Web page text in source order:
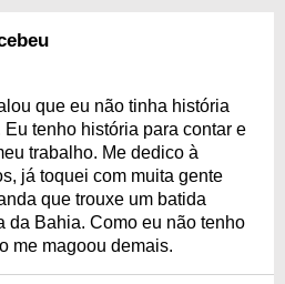
que eu não tinha história
tenho história para contar e
trabalho. Me dedico à
já toquei com muita gente
que trouxe um batida
da Bahia. Como eu não tenho
me magoou demais.